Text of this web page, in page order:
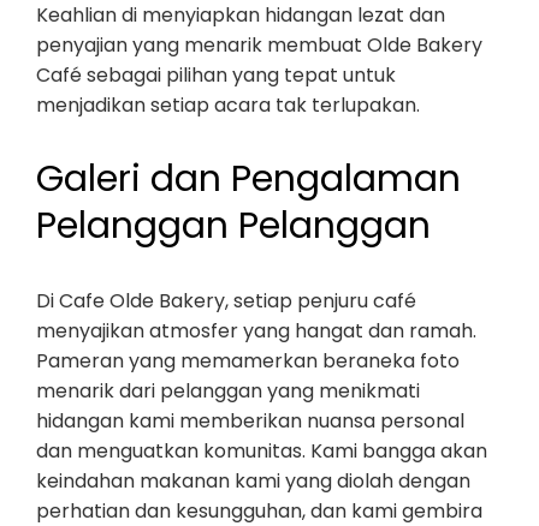
Keahlian di menyiapkan hidangan lezat dan
penyajian yang menarik membuat Olde Bakery
Café sebagai pilihan yang tepat untuk
menjadikan setiap acara tak terlupakan.
Galeri dan Pengalaman
Pelanggan Pelanggan
Di Cafe Olde Bakery, setiap penjuru café
menyajikan atmosfer yang hangat dan ramah.
Pameran yang memamerkan beraneka foto
menarik dari pelanggan yang menikmati
hidangan kami memberikan nuansa personal
dan menguatkan komunitas. Kami bangga akan
keindahan makanan kami yang diolah dengan
perhatian dan kesungguhan, dan kami gembira